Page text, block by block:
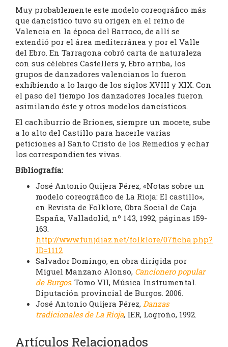
Muy probablemente este modelo coreográfico más
que dancístico tuvo su origen en el reino de
Valencia en la época del Barroco, de allí se
extendió por el área mediterránea y por el Valle
del Ebro. En Tarragona cobró carta de naturaleza
con sus célebres Castellers y, Ebro arriba, los
grupos de danzadores valencianos lo fueron
exhibiendo a lo largo de los siglos XVIII y XIX. Con
el paso del tiempo los danzadores locales fueron
asimilando éste y otros modelos dancísticos.
El cachiburrio de Briones, siempre un mocete, sube
a lo alto del Castillo para hacerle varias
peticiones al Santo Cristo de los Remedios y echar
los correspondientes vivas.
Bibliografía:
José Antonio Quijera Pérez, «Notas sobre un
modelo coreográfico de La Rioja: El castillo»,
en Revista de Folklore, Obra Social de Caja
España, Valladolid, nº 143, 1992, páginas 159-
163.
http://www.funjdiaz.net/folklore/07ficha.php?
ID=1112
Salvador Domingo, en obra dirigida por
Miguel Manzano Alonso, Cancionero popular
de Burgos. Tomo VII, Música Instrumental.
Diputación provincial de Burgos. 2006.
José Antonio Quijera Pérez, Danzas
tradicionales de La Rioja, IER, Logroño, 1992.
Artículos Relacionados